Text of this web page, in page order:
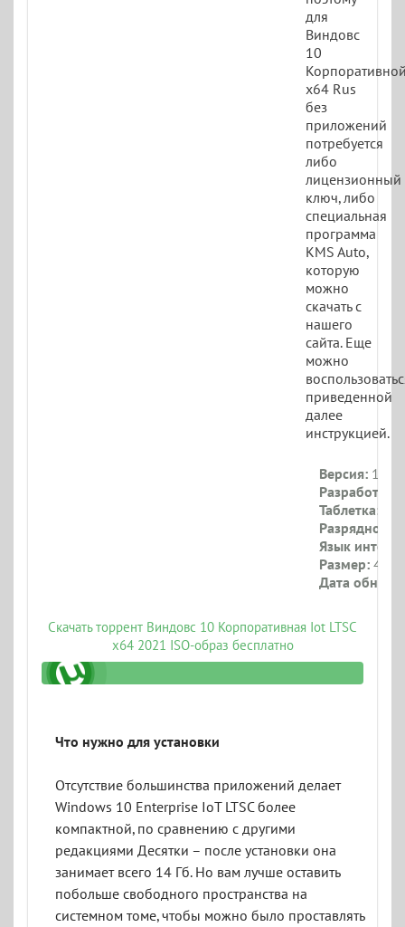
для
Виндовс
10
x64 Rus
без
приложений
потребуется
либо
лицензионный
ключ, либо
специальная
программа
KMS Auto,
которую
можно
скачать с
нашего
сайта. Еще
можно
приведенной
далее
инструкцией.
Версия:
Разработчик:
Таблетка:
Разрядность:
Язык
Размер: 4.4
Дата
Скачать торрент Виндовс 10 Корпоративная Iot LTSC
x64 2021 ISO-образ бесплатно
Что нужно для установки
Отсутствие большинства приложений делает
Windows 10 Enterprise IoT LTSC более
компактной, по сравнению с другими
редакциями Десятки – после установки она
занимает всего 14 Гб. Но вам лучше оставить
побольше свободного пространства на
системном томе, чтобы можно было проставлять